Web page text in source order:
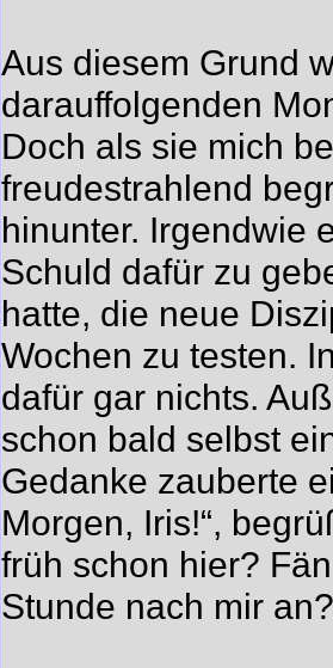
Aus diesem Grund
darauffolgenden
Doch als sie mich
freudestrahlend
hinunter. Irgendwie
Schuld dafür zu
hatte, die neue
Wochen zu testen.
dafür gar nichts.
schon bald selbst
Gedanke zauberte
Morgen, Iris!“,
früh schon hier?
Stunde nach mir